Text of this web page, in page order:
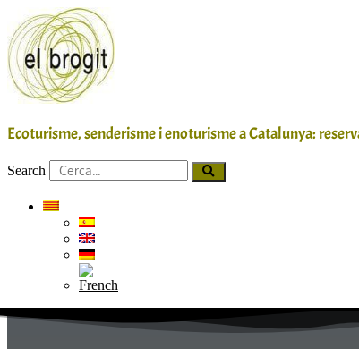
Vés
al
contingut
Ecoturisme, senderisme i enoturisme a Catalunya:
Search